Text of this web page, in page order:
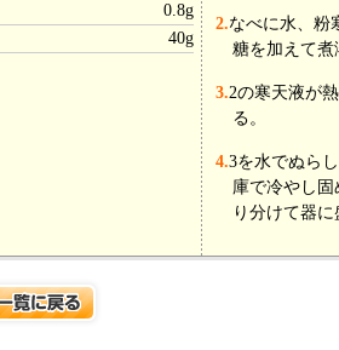
0.8g
40g
2.なべに水、粉
糖を加えて煮
3.2の寒天液が
る。
4.3を水でぬら
庫で冷やし
り分けて器